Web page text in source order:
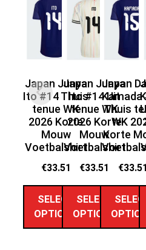
Japan Junya
Ito #14 Thuis
tenue WK
2026 Korte
Mouw
Voetbalshirt
€33.51
SELECT
OPTIONS
Japan Junya
Ito #14 Uit
tenue WK
2026 Korte
Mouw
Voetbalshirt
€33.51
SELECT
OPTIONS
Japan
Kamada
Thuis
WK
Korte
€33.51
SELECT